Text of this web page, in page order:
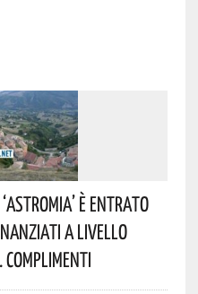
È Entrato
A Livello